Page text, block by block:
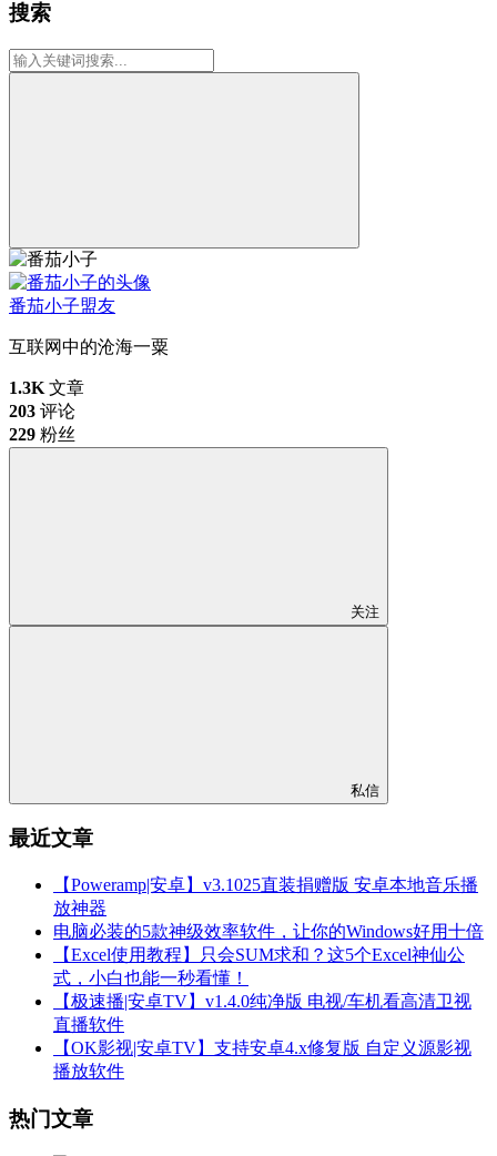
搜索
番茄小子盟友
互联网中的沧海一粟
1.3K 文章
203 评论
229 粉丝
关注
私信
最近文章
【Poweramp|安卓】v3.1025直装捐赠版 安卓本地音乐播
放神器
电脑必装的5款神级效率软件，让你的Windows好用十倍
【Excel使用教程】只会SUM求和？这5个Excel神仙公
式，小白也能一秒看懂！
【极速播|安卓TV】v1.4.0纯净版 电视/车机看高清卫视
直播软件
【OK影视|安卓TV】支持安卓4.x修复版 自定义源影视
播放软件
热门文章